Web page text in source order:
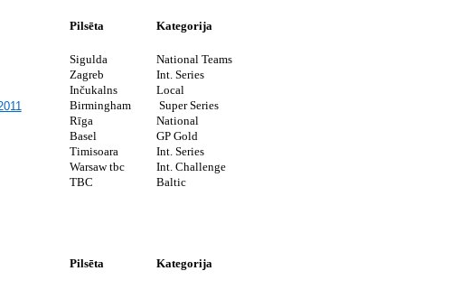
Pilsēta Kategorija
Sigulda
National Teams
Zagreb
Int. Series
Inčukalns
Local
Birmingham
Super Series
Rīga
National
Basel
GP Gold
Timisoara
Int. Series
Warsaw tbc
Int. Challenge
TBC
Baltic
Pilsēta Kategorija